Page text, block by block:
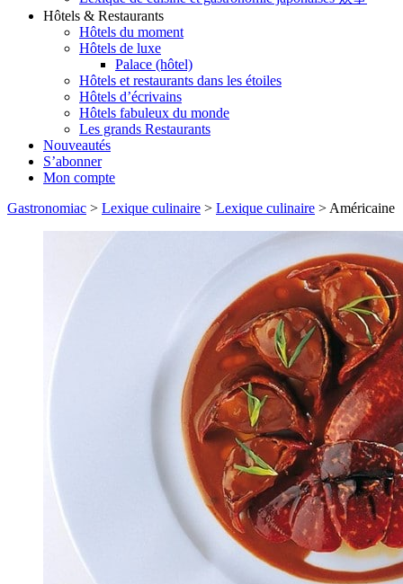
Hôtels & Restaurants
Hôtels du moment
Hôtels de luxe
Palace (hôtel)
Hôtels et restaurants dans les étoiles
Hôtels d’écrivains
Hôtels fabuleux du monde
Les grands Restaurants
Nouveautés
S’abonner
Mon compte
Gastronomiac > Lexique culinaire > Lexique culinaire > Américaine